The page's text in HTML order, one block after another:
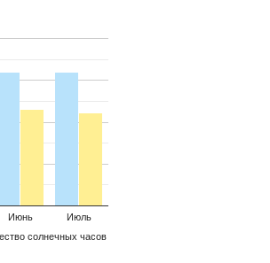
солнечных часов
Июнь Июль